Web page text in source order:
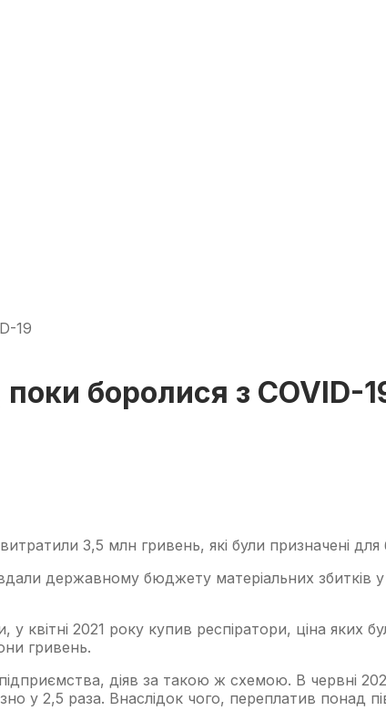
19
боролися з COVID-
3,5 млн гривень, які були призначені для
державному бюджету матеріальних збитків
квітні 2021 року купив респіратори, ціна яких
гривень.
діяв за такою ж схемою. В червні
у 2,5 раза. Внаслідок чого, переплатив понад